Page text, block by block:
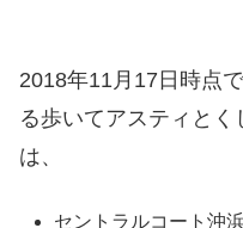
2018年11月17日時点
る歩いてアスティと
は、
セントラルコート沖